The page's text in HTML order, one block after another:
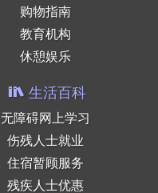
购物指南
教育机构
休憩娱乐
生活百科
无障碍网上学习
伤残人士就业
住宿暂顾服务
残疾人士优惠